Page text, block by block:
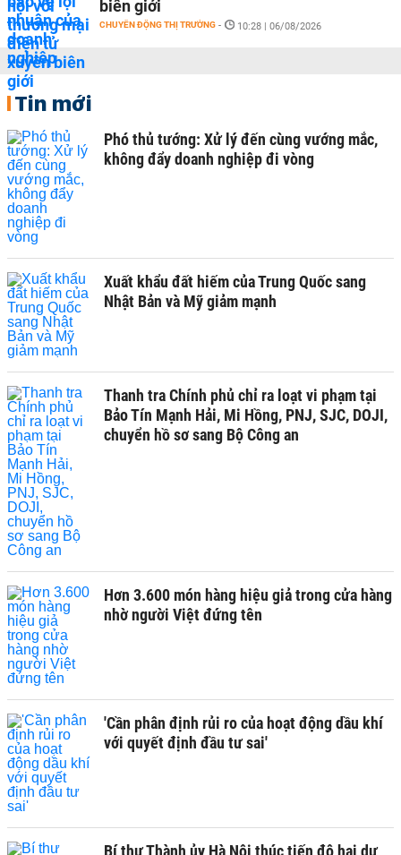
biên giới
CHUYỂN ĐỘNG THỊ TRƯỜNG - 10:28 | 06/08/2026
Tin mới
Phó thủ tướng: Xử lý đến cùng vướng mắc,
không đẩy doanh nghiệp đi vòng
Xuất khẩu đất hiếm của Trung Quốc sang
Nhật Bản và Mỹ giảm mạnh
Thanh tra Chính phủ chỉ ra loạt vi phạm tại
Bảo Tín Mạnh Hải, Mi Hồng, PNJ, SJC, DOJI,
chuyển hồ sơ sang Bộ Công an
Hơn 3.600 món hàng hiệu giả trong cửa hàng
nhờ người Việt đứng tên
'Cần phân định rủi ro của hoạt động dầu khí
với quyết định đầu tư sai'
Bí thư Thành ủy Hà Nội thúc tiến độ hai dự